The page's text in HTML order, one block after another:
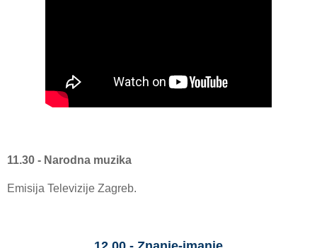
11.30 - Narodna muzika
Emisija Televizije Zagreb.